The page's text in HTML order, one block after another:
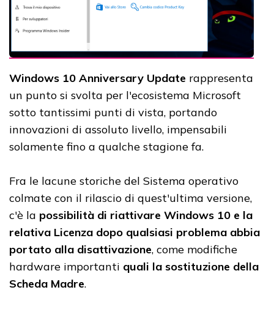
Windows 10 Anniversary Update rappresenta
un punto si svolta per l'ecosistema Microsoft
sotto tantissimi punti di vista, portando
innovazioni di assoluto livello, impensabili
solamente fino a qualche stagione fa.
Fra le lacune storiche del Sistema operativo
colmate con il rilascio di quest'ultima versione,
c'è la possibilità di riattivare Windows 10 e la
relativa Licenza dopo qualsiasi problema abbia
portato alla disattivazione, come modifiche
hardware importanti quali la sostituzione della
Scheda Madre.